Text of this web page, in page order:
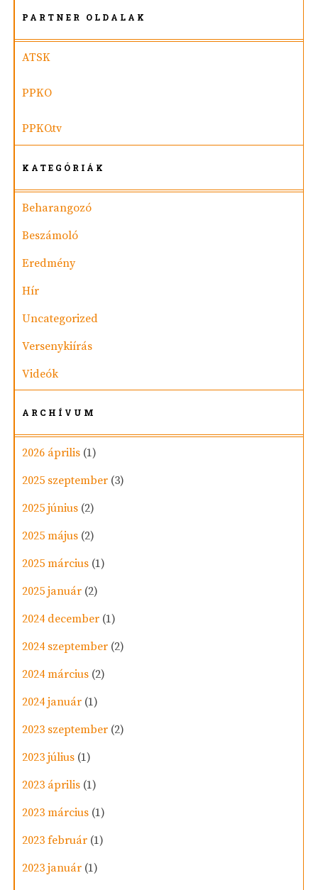
PARTNER OLDALAK
ATSK
PPKO
PPKO.tv
KATEGÓRIÁK
Beharangozó
Beszámoló
Eredmény
Hír
Uncategorized
Versenykiírás
Videók
ARCHÍVUM
2026 április (1)
2025 szeptember (3)
2025 június (2)
2025 május (2)
2025 március (1)
2025 január (2)
2024 december (1)
2024 szeptember (2)
2024 március (2)
2024 január (1)
2023 szeptember (2)
2023 július (1)
2023 április (1)
2023 március (1)
2023 február (1)
2023 január (1)